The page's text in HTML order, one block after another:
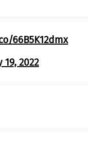
66B5K12dmx
19, 2022